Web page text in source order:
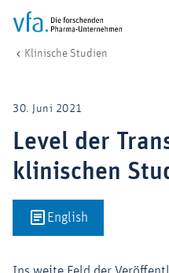
Forschung &
Gesundheit &
Wirtschaft & Standort
Digitalisierung & KI
Klinische Studien
30. Juni 2021
Level der
klinischen
English